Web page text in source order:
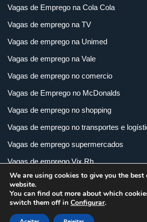
Vagas de Emprego na Cola Cola
Vagas de emprego na TV
Vagas de emprego na Unimed
Vagas de emprego na Vale
Vagas de emprego no comercio
Vagas de Emprego no McDonalds
Vagas de emprego no shopping
Vagas de emprego no transportes e
Vagas de emprego supermercados
Vagas de emprego Vix Rh
Vagas de empregos em imobiliária
Vagas de empregos em loja
Vagas de empregos na indústria
We are using cookies to give you the best
website.
You can find out more about which
switch them off in Configurar.